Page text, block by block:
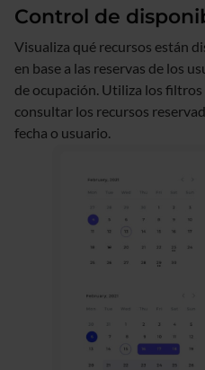
Control de
Visualiza qué recursos están
en base a las reservas de los
de ocupación. Utiliza los
consultar los recursos
fecha o usuario.